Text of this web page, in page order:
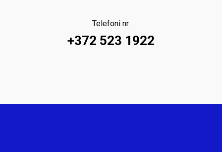
Telefoni nr.
+372 523 1922